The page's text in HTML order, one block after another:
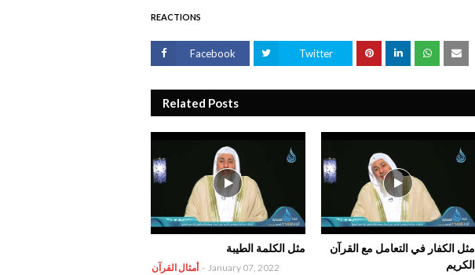
REACTIONS
Facebook Twitter
Related Posts
مثل الكلمة الطيبة
أمثال القرآن - January 07, 2022
مثل الكفار في التعامل مع القرآن
الكريم